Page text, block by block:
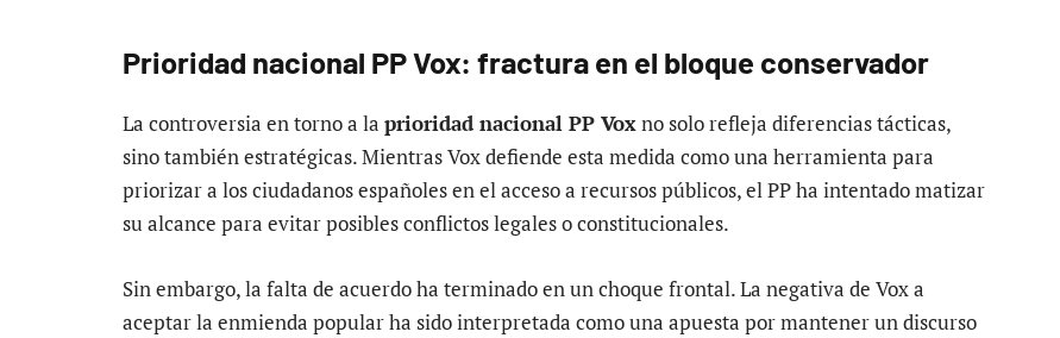
Prioridad nacional PP Vox: fractura en el bloque conservador
La controversia en torno a la prioridad nacional PP Voxno solo refleja diferencias tácticas,
sino también estratégicas. Mientras Vox defiende esta medida como una herramienta para
priorizar a los ciudadanos españoles en el acceso a recursos públicos, el PP ha intentado matizar
su alcance para evitar posibles conflictos legales o constitucionales.
Sin embargo, la falta de acuerdo ha terminado en un choque frontal. La negativa de Vox a
aceptar la enmienda popular ha sido interpretada como una apuesta por mantener un discurso